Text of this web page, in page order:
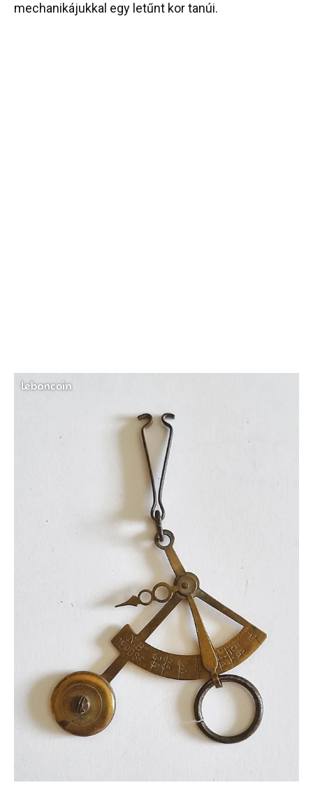
mechanikájukkal egy letűnt kor tanúi.